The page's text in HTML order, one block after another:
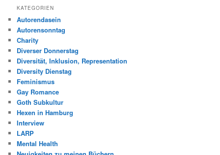
KATEGORIEN
Autorendasein
Autorensonntag
Charity
Diverser Donnerstag
Diversität, Inklusion, Representation
Diversity Dienstag
Feminismus
Gay Romance
Goth Subkultur
Hexen in Hamburg
Interview
LARP
Mental Health